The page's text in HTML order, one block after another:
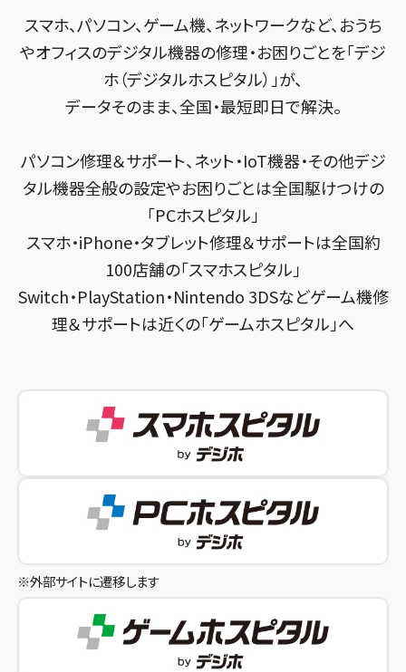
スマホスピタル テルル宮野木
スマホスピタル千葉
スマホスピタル 大森
スマホスピタル練馬
スマホスピタル 神田
スマホスピタル三軒茶屋
スマホスピタル秋葉原
スマホスピタル 自由が丘
スマホスピタルオリナス錦糸町
スマホスピタル テルル成増
スマホスピタル池袋
スマホスピタル八王子
スマホスピタル町田
スマホスピタル吉祥寺
スマホスピタル堺
スマホスピタル 堺出張所
スマホスピタル京都河原町
スマホスピタル宇治槙島
スマホスピタル烏丸
スマホスピタル 京都宇治
スマホスピタル 福知山
スマホスピタル神戸三宮
スマホスピタル by デジホ 姫路キャスパ
スマホスピタル伊丹
スマホスピタル奈良生駒
スマホスピタル和歌山
スマホ、パソコン、ゲーム機、ネットワークなど、おうち
やオフィスのデジタル機器の修理・お困りごとを「デジ
ホ（デジタルホスピタル）」が、
データそのまま、全国・最短即日で解決。
パソコン修理＆サポート、ネット・IoT機器・その他デジ
タル機器全般の設定やお困りごとは全国駆けつけの
「PCホスピタル」
スマホ・iPhone・タブレット修理＆サポートは全国約
100店舗の「スマホスピタル」
Switch・PlayStation・Nintendo 3DSなどゲーム機修
理＆サポートは近くの「ゲームホスピタル」へ
※外部サイトに遷移します